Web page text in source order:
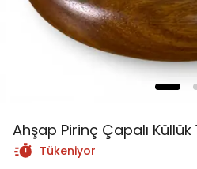
Ahşap Pirinç Çapalı Küllük
Tükeniyor